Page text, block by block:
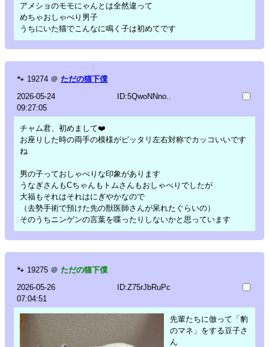
アメショのモモにゃんとは全然違って
めちゃおしゃべり男子
うちにいた猫でこんなに鳴く子は初めてです
🐾 19274 ＠ ただの猫下僕
2026-05-24
09:27:05
ID:5QwoNNno..
チャム君、初めまして❤️
お座りした時の両手の模様がピッタリ左右対称でカッコいいです
ね
男の子っておしゃべりな印象があります
うなぎさんもCちゃんもトムさんもおしゃべりでしたが
大福もそれはそれはにぎやかなので
（去勢手術で預けた先の獣医師さんが呆れたぐらいの）
そのうちニンゲンの言葉を喋ったりしないかと思っています
🐾 19275 ＠ ただの猫下僕
2026-05-26
07:04:51
ID:Z75rJbRuPc
先輩たちに倣って「豹
のマネ」をする豆子さ
ん